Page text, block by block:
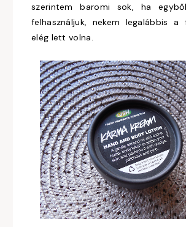
szerintem baromi sok, ha
felhasználjuk, nekem legalábbis
elég lett volna.